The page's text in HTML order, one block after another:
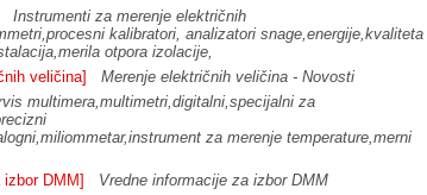
Instrumenti za merenje električnih
kalibratori, analizatori snage,energije,kvaliteta
otpora izolacije,
veličina]
Merenje električnih veličina - Novosti
multimera,multimetri,digitalni,specijalni za
za merenje temperature,merni
DMM]
Vredne informacije za izbor DMM